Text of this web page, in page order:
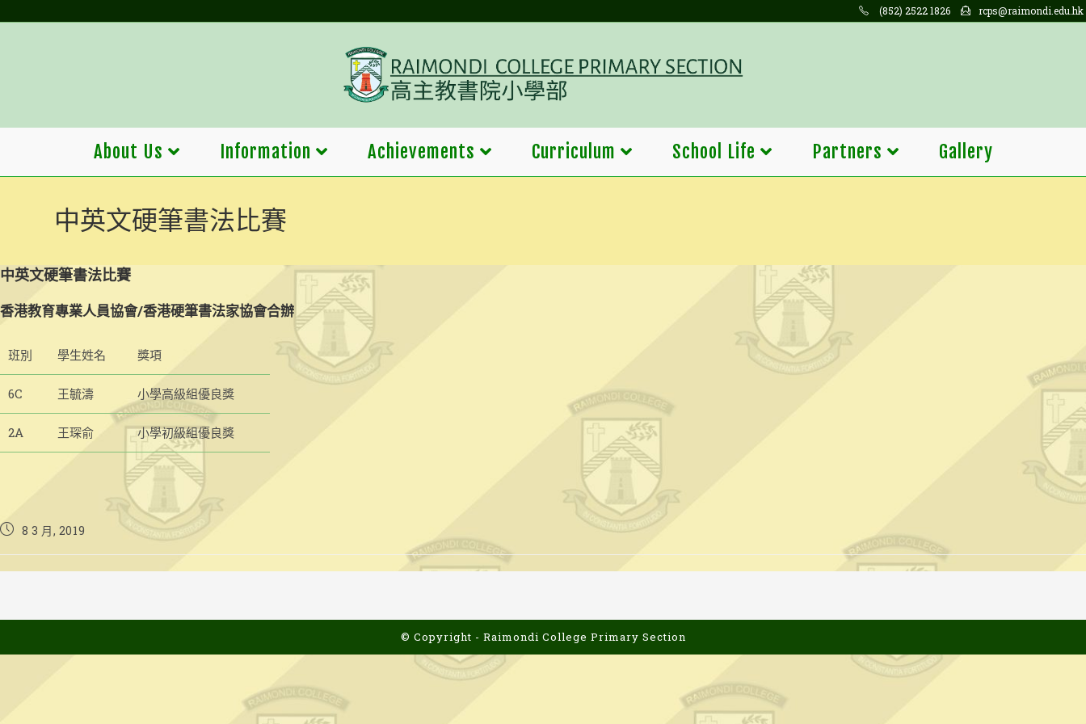
(852) 2522 1826 rcps@raimondi.edu.hk
About Us Information Achievements Curriculum School Life Partners Gallery
中英文硬筆書法比賽
中英文硬筆書法比賽
香港教育專業人員協會/香港硬筆書法家協會合辦
班別 學生姓名 獎項
6C 王毓濤 小學高級組優良獎
2A 王琛俞 小學初級組優良獎
Post8 3 月, 2019
© Copyright - Raimondi College Primary Section